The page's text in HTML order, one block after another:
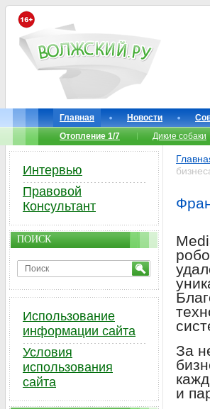
Главная Новости
Отопление 1/7
Дикие собаки
За
и
Интервью
Правовой
Консультант
ПОИСК
Использование
информации сайта
Условия
использования
сайта